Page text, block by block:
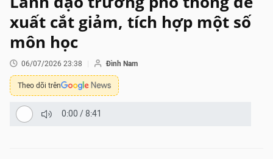
xuất cắt giảm, tích hợp một số
môn học
06/07/2026 23:38 Đình Nam
Theo dõi trên
0:00 /8:41